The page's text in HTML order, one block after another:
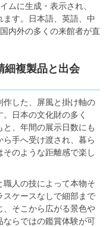
ムに生成・表示され、
ます。日本語、英語、中
内外の多くの来館者が直
細複製品と出会
した、屏風と掛け軸の
日本の文化財の多く
、年間の展示日数にも
手へ受け渡され、暮ら
のような距離感で楽し
職人の技によって本物そ
スケースなしで細部まで
、そこから広がる景色や
ならではの鑑賞体験が可